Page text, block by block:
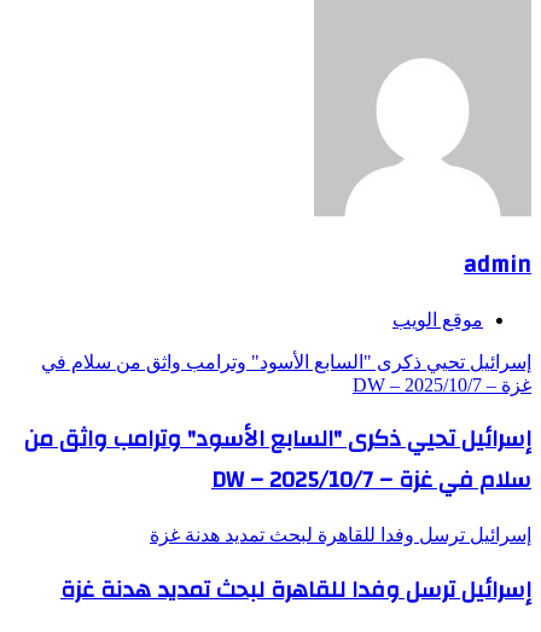
admin
موقع الويب
إسرائيل تحيي ذكرى "السابع الأسود" وترامب واثق من سلام في
غزة – DW – 2025/10/7
إسرائيل تحيي ذكرى "السابع الأسود" وترامب واثق من
سلام في غزة – DW – 2025/10/7
إسرائيل ترسل وفدا للقاهرة لبحث تمديد هدنة غزة
إسرائيل ترسل وفدا للقاهرة لبحث تمديد هدنة غزة